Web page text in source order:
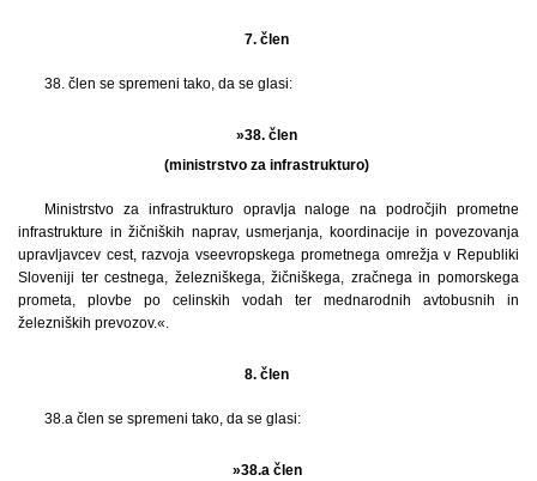
7. člen
38. člen se spremeni tako, da se glasi:
»38. člen
(ministrstvo za infrastrukturo)
Ministrstvo za infrastrukturo opravlja naloge na področjih prometne
infrastrukture in žičniških naprav, usmerjanja, koordinacije in povezovanja
upravljavcev cest, razvoja vseevropskega prometnega omrežja v Republiki
Sloveniji ter cestnega, železniškega, žičniškega, zračnega in pomorskega
prometa, plovbe po celinskih vodah ter mednarodnih avtobusnih in
železniških prevozov.«.
8. člen
38.a člen se spremeni tako, da se glasi:
»38.a člen